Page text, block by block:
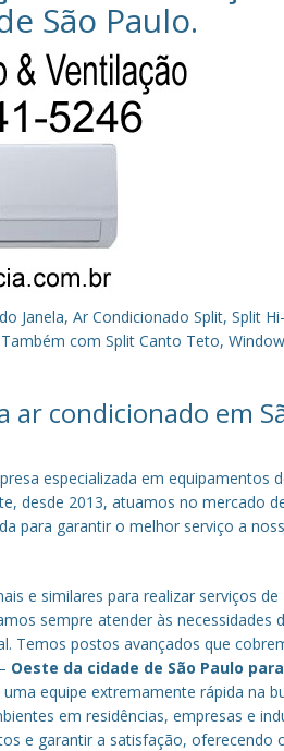
São Paulo.
Janela, Ar Condicionado Split, Split
com Split Canto Teto,
ar condicionado em
especializada em equipamentos
desde 2013, atuamos no mercado
para garantir o melhor serviço a
e similares para realizar serviços de
sempre atender às necessidades
Temos postos avançados que
– Oeste da cidade de São Paulo para
equipe extremamente rápida na
em residências, empresas e
e garantir a satisfação, oferecendo